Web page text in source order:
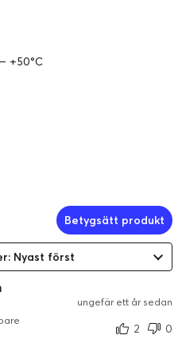
+50°C
Betygsätt produkt
Nyast först
ungefär ett år sedan
2
0